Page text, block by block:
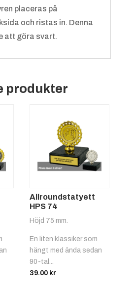
Bandy
Basket
gul+4.25 kr
placeras på
och ristas in. Denna
att göra svart.
produkter
Allroundstatyett
HPS 74
Höjd 75 mm.
En liten klassiker som
hängt med ända sedan
90-tal...
39.00 kr